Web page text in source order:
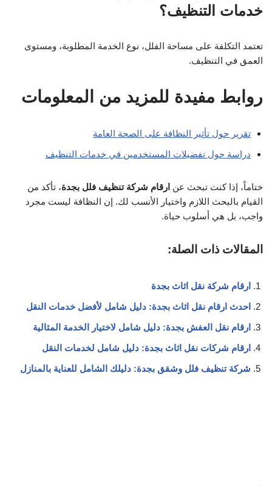
خدمات التنظيف؟
تعتمد التكلفة على مساحة الفلل، نوع الخدمة المطلوبة، ومستوى
العمق في التنظيف.
روابط مفيدة للمزيد من المعلومات
تقرير حول تأثير النظافة على الصحة العامة
دراسة حول تفضيلات المستخدمين في خدمات التنظيف
ختاماً، إذا كنت تبحث عن ارقام شركة تنظيف فلل بجدة، تأكد من
القيام بالبحث اللازم واختيار الأنسب لك. إن النظافة ليست مجرد
واجب، بل هي أسلوب حياة.
المقالات ذات الصلة:
ارقام شركة نقل اثاث بجدة
احدث ارقام نقل اثاث بجدة: دليل شامل لأفضل خدمات النقل
ارقام نقل العفش بجدة: دليل شامل لاختيار الخدمة المثالية
ارقام شركات نقل اثاث بجدة: دليل شامل لخدمات النقل
شركة تنظيف فلل وشقق بجدة: دليلك الشامل للعناية بالمنازل